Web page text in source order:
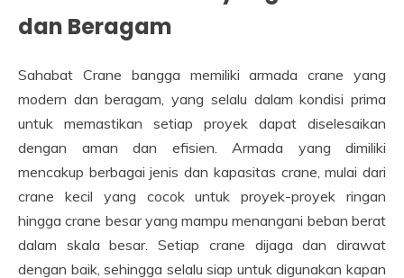
dan Beragam
Sahabat Crane bangga memiliki armada crane yang
modern dan beragam, yang selalu dalam kondisi prima
untuk memastikan setiap proyek dapat diselesaikan
dengan aman dan efisien. Armada yang dimiliki
mencakup berbagai jenis dan kapasitas crane, mulai dari
crane kecil yang cocok untuk proyek-proyek ringan
hingga crane besar yang mampu menangani beban berat
dalam skala besar. Setiap crane dijaga dan dirawat
dengan baik, sehingga selalu siap untuk digunakan kapan